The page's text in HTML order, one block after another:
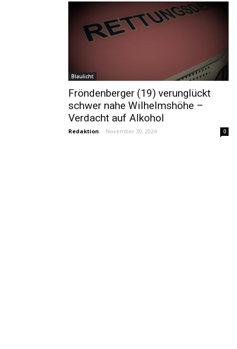
Blaulicht
Fröndenberger (19) verunglückt
schwer nahe Wilhelmshöhe –
Verdacht auf Alkohol
Redaktion - November 30, 2024 0